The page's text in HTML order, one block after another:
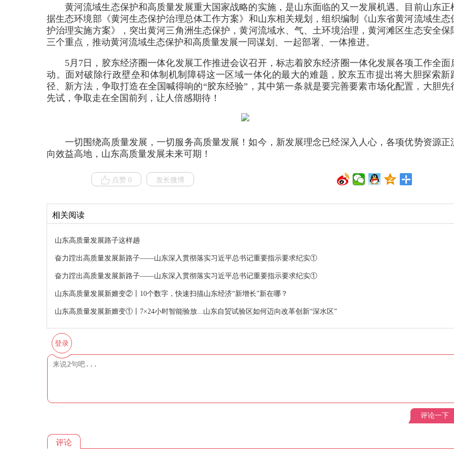
黄河流域生态保护和高质量发展重大国家战略的实施，是山东面临的又一发展机遇。目前山东正
据生态环境部《黄河生态保护治理总体工作方案》和山东相关规划，组织编制《山东省黄河流域生态
护治理实施方案》，突出黄河三角洲生态保护，黄河流域水、气、土环境治理，黄河滩区生态安全保
三个重点，推动黄河流域生态保护和高质量发展一同谋划、一起部署、一体推进。
5月7日，胶东经济圈一体化发展工作推进会议召开，标志着胶东经济圈一体化发展各项工作全面
动。面对破除行政壁垒和体制机制障碍这一区域一体化的最大的难题，胶东五市提出将大胆探索新
径、新方法，争取打造在全国喊得响的“胶东经验”，其中第一条就是要完善要素市场化配置，大胆先
先试，争取走在全国前列，让人倍感期待！
一切围绕高质量发展，一切服务高质量发展！如今，新发展理念已经深入人心，各项优势资源正
向效益高地，山东高质量发展未来可期！
点赞 0 发长微博
相关阅读
山东高质量发展路子这样趟
奋力蹚出高质量发展新路子——山东深入贯彻落实习近平总书记重要指示要求纪实①
奋力蹚出高质量发展新路子——山东深入贯彻落实习近平总书记重要指示要求纪实①
山东高质量发展新嬗变②丨10个数字，快速扫描山东经济“新增长”新在哪？
山东高质量发展新嬗变①丨7×24小时智能验放...山东自贸试验区如何迈向改革创新“深水区”
登录
评论一下
评论